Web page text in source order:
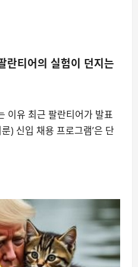
란티어의 실험이 던지는
이유 최근 팔란티어가 발표
) 신입 채용 프로그램’은 단